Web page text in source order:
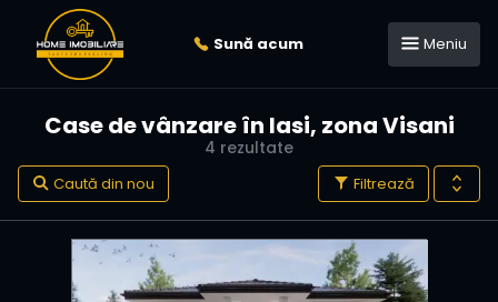
Sună acum Meniu
4 rezultate
Case de vânzare în Iasi, zona Visani
Filtrează
Caută din nou